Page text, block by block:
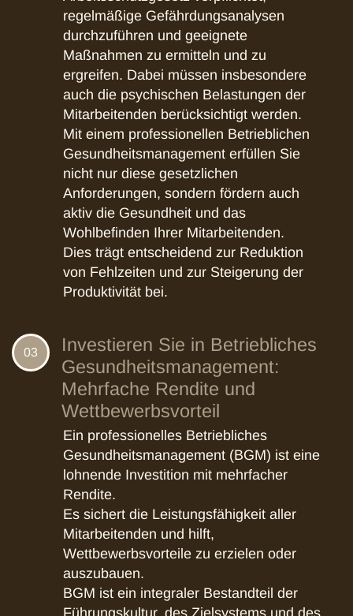
regelmäßige Gefährdungsanalysen
durchzuführen und geeignete
Maßnahmen zu ermitteln und zu
ergreifen. Dabei müssen insbesondere
auch die psychischen Belastungen der
Mitarbeitenden berücksichtigt werden.
Mit einem professionellen Betrieblichen
Gesundheitsmanagement erfüllen Sie
nicht nur diese gesetzlichen
Anforderungen, sondern fördern auch
aktiv die Gesundheit und das
Wohlbefinden Ihrer Mitarbeitenden.
Dies trägt entscheidend zur Reduktion
von Fehlzeiten und zur Steigerung der
Produktivität bei.
03
Investieren Sie in Betriebliches
Gesundheitsmanagement:
Mehrfache Rendite und
Wettbewerbsvorteil
Ein professionelles Betriebliches
Gesundheitsmanagement (BGM) ist eine
lohnende Investition mit mehrfacher
Rendite.
Es sichert die Leistungsfähigkeit aller
Mitarbeitenden und hilft,
Wettbewerbsvorteile zu erzielen oder
auszubauen.
BGM ist ein integraler Bestandteil der